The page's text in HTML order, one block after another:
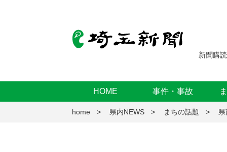
新聞購読
HOME 事件・事故
home 県内NEWS まちの話題